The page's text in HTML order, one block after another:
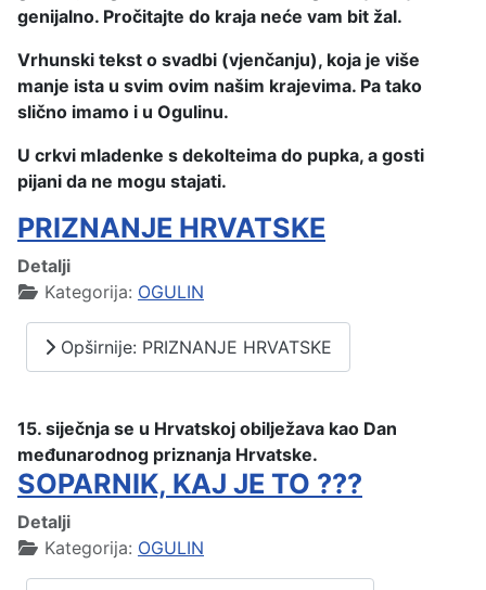
genijalno. Pročitajte do kraja neće vam bit žal.
Vrhunski tekst o svadbi (vjenčanju), koja je više
manje ista u svim ovim našim krajevima. Pa tako
slično imamo i u Ogulinu.
U crkvi mladenke s dekolteima do pupka, a gosti
pijani da ne mogu stajati.
PRIZNANJE HRVATSKE
Detalji
Kategorija: OGULIN
Opširnije: PRIZNANJE HRVATSKE
15. siječnja se u Hrvatskoj obilježava kao Dan
međunarodnog priznanja Hrvatske.
SOPARNIK, KAJ JE TO ???
Detalji
Kategorija: OGULIN